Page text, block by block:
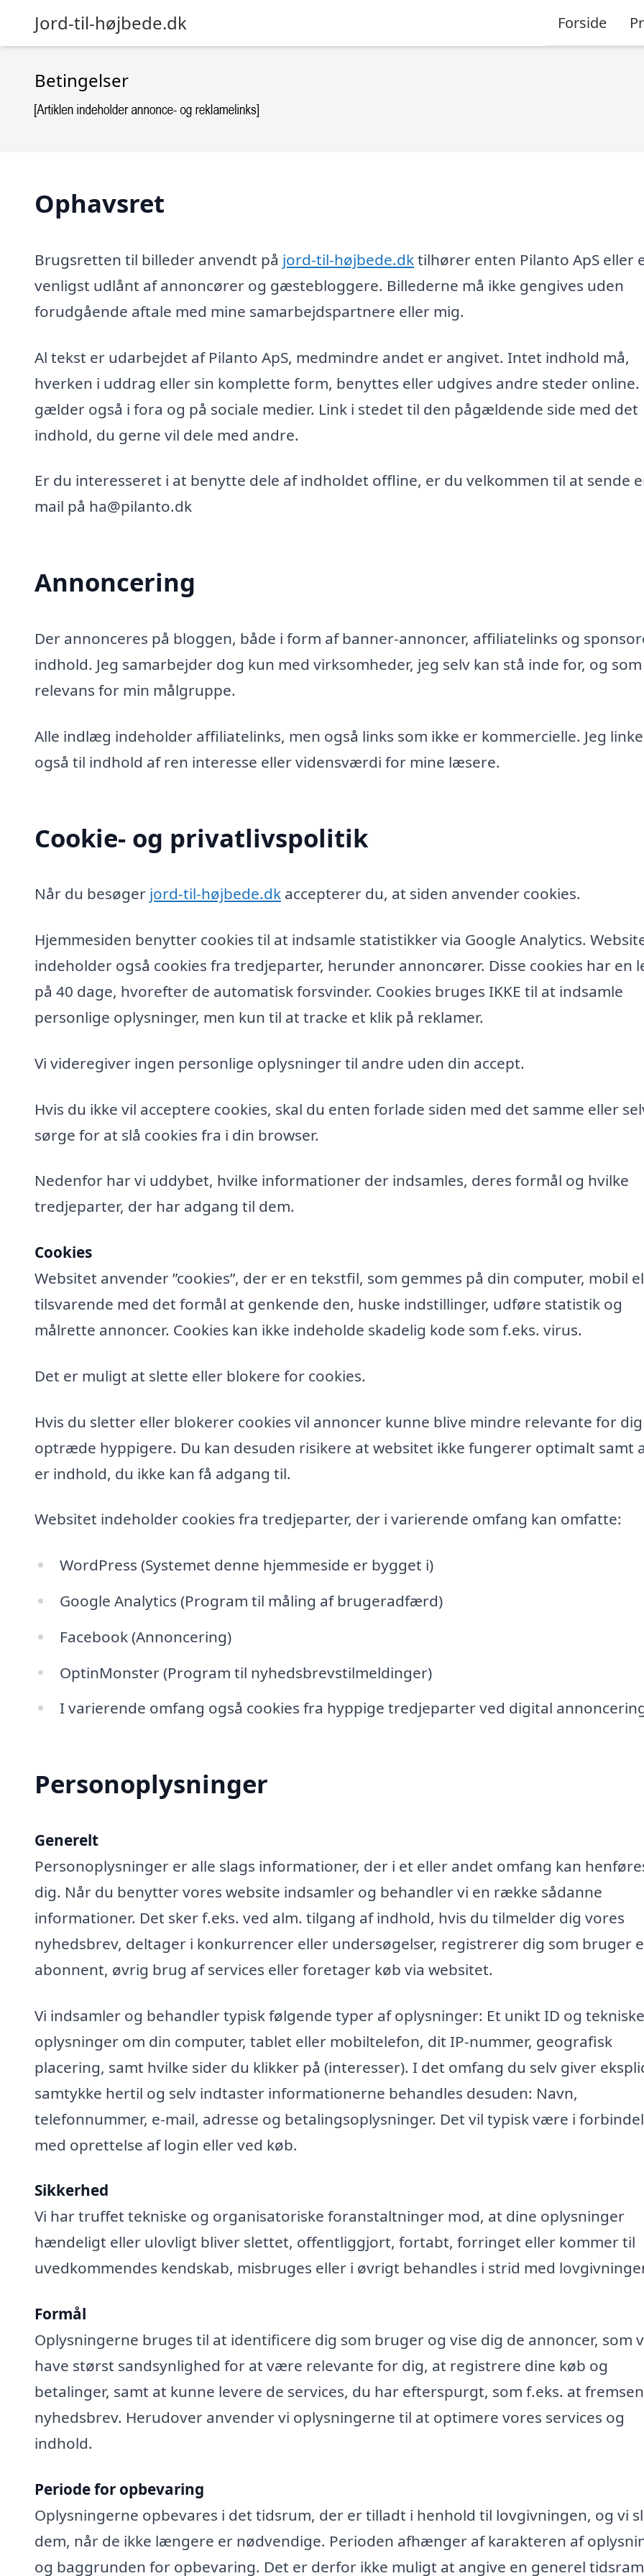
Jord-til-højbede.dk Forside
Betingelser
Ophavsret
Brugsretten til billeder anvendt på jord-til-højbede.dktilhører enten Pilanto ApS eller
venligst udlånt af annoncører og gæstebloggere. Billederne må ikke gengives uden
forudgående aftale med mine samarbejdspartnere eller mig.
Al tekst er udarbejdet af Pilanto ApS, medmindre andet er angivet. Intet indhold må,
hverken i uddrag eller sin komplette form, benyttes eller udgives andre steder
gælder også i fora og på sociale medier. Link i stedet til den pågældende side med det
indhold, du gerne vil dele med andre.
Er du interesseret i at benytte dele af indholdet offline, er du velkommen til at sende
mail på ha@pilanto.dk
Annoncering
Der annonceres på bloggen, både i form af banner-annoncer, affiliatelinks og
indhold. Jeg samarbejder dog kun med virksomheder, jeg selv kan stå inde for, og
relevans for min målgruppe.
Alle indlæg indeholder affiliatelinks, men også links som ikke er kommercielle. Jeg
også til indhold af ren interesse eller vidensværdi for mine læsere.
Cookie- og privatlivspolitik
Når du besøger jord-til-højbede.dk accepterer du, at siden anvender cookies.
Hjemmesiden benytter cookies til at indsamle statistikker via Google Analytics.
indeholder også cookies fra tredjeparter, herunder annoncører. Disse cookies har en
på 40 dage, hvorefter de automatisk forsvinder. Cookies bruges IKKE til at indsamle
personlige oplysninger, men kun til at tracke et klik på reklamer.
Vi videregiver ingen personlige oplysninger til andre uden din accept.
Hvis du ikke vil acceptere cookies, skal du enten forlade siden med det samme eller
sørge for at slå cookies fra i din browser.
Nedenfor har vi uddybet, hvilke informationer der indsamles, deres formål og hvilke
tredjeparter, der har adgang til dem.
Cookies
Websitet anvender ”cookies”, der er en tekstfil, som gemmes på din computer, mobil
tilsvarende med det formål at genkende den, huske indstillinger, udføre statistik og
målrette annoncer. Cookies kan ikke indeholde skadelig kode som f.eks. virus.
Det er muligt at slette eller blokere for cookies.
Hvis du sletter eller blokerer cookies vil annoncer kunne blive mindre relevante for
optræde hyppigere. Du kan desuden risikere at websitet ikke fungerer optimalt samt
er indhold, du ikke kan få adgang til.
Websitet indeholder cookies fra tredjeparter, der i varierende omfang kan omfatte:
WordPress (Systemet denne hjemmeside er bygget i)
Google Analytics (Program til måling af brugeradfærd)
Facebook (Annoncering)
OptinMonster (Program til nyhedsbrevstilmeldinger)
I varierende omfang også cookies fra hyppige tredjeparter ved digital
Personoplysninger
Generelt
Personoplysninger er alle slags informationer, der i et eller andet omfang kan
dig. Når du benytter vores website indsamler og behandler vi en række sådanne
informationer. Det sker f.eks. ved alm. tilgang af indhold, hvis du tilmelder dig vores
nyhedsbrev, deltager i konkurrencer eller undersøgelser, registrerer dig som bruger
abonnent, øvrig brug af services eller foretager køb via websitet.
Vi indsamler og behandler typisk følgende typer af oplysninger: Et unikt ID og tekniske
oplysninger om din computer, tablet eller mobiltelefon, dit IP-nummer, geografisk
placering, samt hvilke sider du klikker på (interesser). I det omfang du selv giver
samtykke hertil og selv indtaster informationerne behandles desuden: Navn,
telefonnummer, e-mail, adresse og betalingsoplysninger. Det vil typisk være i
med oprettelse af login eller ved køb.
Sikkerhed
Vi har truffet tekniske og organisatoriske foranstaltninger mod, at dine oplysninger
hændeligt eller ulovligt bliver slettet, offentliggjort, fortabt, forringet eller kommer til
uvedkommendes kendskab, misbruges eller i øvrigt behandles i strid med
Formål
Oplysningerne bruges til at identificere dig som bruger og vise dig de annoncer, som
have størst sandsynlighed for at være relevante for dig, at registrere dine køb og
betalinger, samt at kunne levere de services, du har efterspurgt, som f.eks. at
nyhedsbrev. Herudover anvender vi oplysningerne til at optimere vores services og
indhold.
Periode for opbevaring
Oplysningerne opbevares i det tidsrum, der er tilladt i henhold til lovgivningen, og vi
dem, når de ikke længere er nødvendige. Perioden afhænger af karakteren af
og baggrunden for opbevaring. Det er derfor ikke muligt at angive en generel